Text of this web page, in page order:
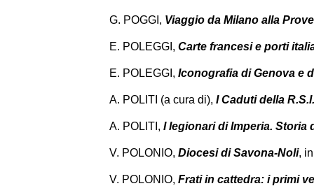
G. POGGI, Viaggio da Milano alla
E. POLEGGI, Carte francesi e porti
E. POLEGGI, Iconografia di Genova e
A. POLITI (a cura di), I Caduti della
A. POLITI, I legionari di Imperia. Storia
V. POLONIO, Diocesi di Savona-Noli,
V. POLONIO, Frati in cattedra: i primi